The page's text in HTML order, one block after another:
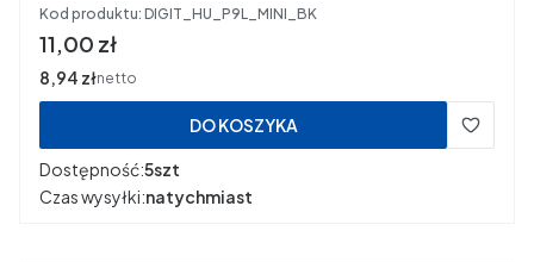
Kod produktu: DIGIT_HU_P9L_MINI_BK
Cena
11,00 zł
Cena
8,94 złnetto
DO KOSZYKA
Dostępność:5szt
Czas wysyłki:natychmiast